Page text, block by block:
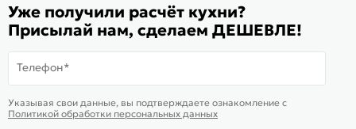
Пользовательское соглашение
Карта сайта
технологии
Уже получили расчёт кухни?
Присылай нам, сделаем ДЕШЕВЛЕ!
Телефон*
Указывая свои данные, вы подтверждаете ознакомление c
Политикой обработки персональных данных